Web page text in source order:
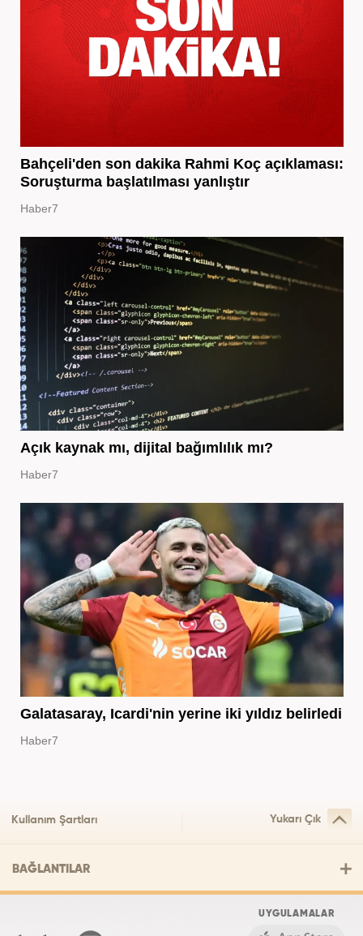
Bahçeli'den son dakika Rahmi Koç açıklaması:
Soruşturma başlatılması yanlıştır
Haber7
Açık kaynak mı, dijital bağımlılık mı?
Haber7
Galatasaray, Icardi'nin yerine iki yıldız belirledi
Haber7
Kullanım Şartları Yukarı Çık
BAĞLANTILAR
UYGULAMALAR